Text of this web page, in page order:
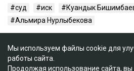
суд иск Куандык
Альмира Нурлыбекова
Мы используем файлы cookie для
работы сайта.
Продолжая использование сайта, вы